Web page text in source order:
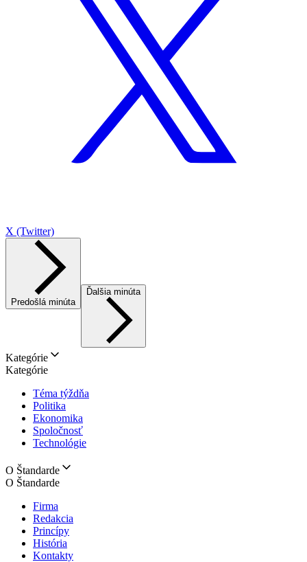
X (Twitter)
Predošlá minúta
Ďalšia minúta
Kategórie
Kategórie
Téma týždňa
Politika
Ekonomika
Spoločnosť
Technológie
O Štandarde
O Štandarde
Firma
Redakcia
Princípy
História
Kontakty